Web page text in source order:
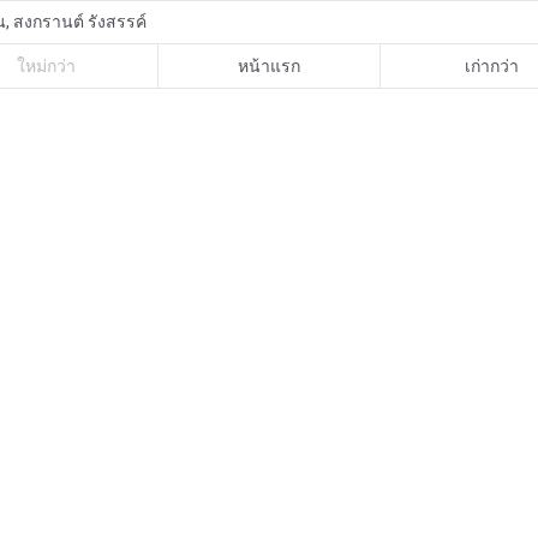
, สงกรานต์ รังสรรค์
ใหม่กว่า หน้าแรก เก่ากว่า